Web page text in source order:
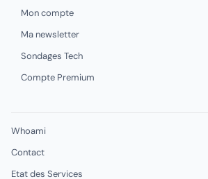
Mon compte
Ma newsletter
Sondages Tech
Compte Premium
Whoami
Contact
Etat des Services